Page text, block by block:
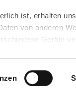
ist, erhalten
von anderen
Geräte
kann.